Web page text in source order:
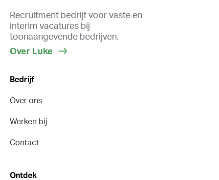
Recruitment bedrijf voor vaste en
interim vacatures bij
toonaangevende bedrijven.
Over Luke
Bedrijf
Over ons
Werken bij
Contact
Ontdek